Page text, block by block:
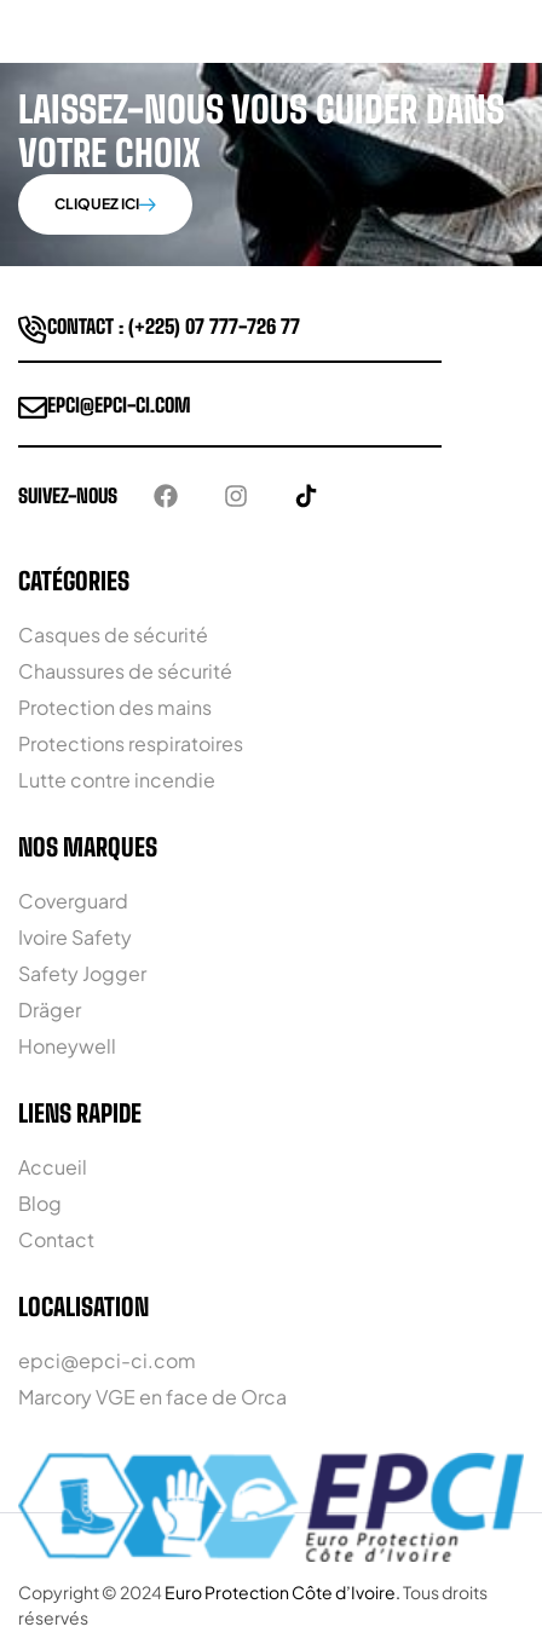
LAISSEZ-NOUS VOUS GUIDER DANS
VOTRE CHOIX
CLIQUEZ ICI
CONTACT : (+225) 07 777-726 77
EPCI@EPCI-CI.COM
SUIVEZ-NOUS
CATÉGORIES
Casques de sécurité
Chaussures de sécurité
Protection des mains
Protections respiratoires
Lutte contre incendie
NOS MARQUES
Coverguard
Ivoire Safety
Safety Jogger
Dräger
Honeywell
LIENS RAPIDE
Accueil
Blog
Contact
LOCALISATION
epci@epci-ci.com
Marcory VGE en face de Orca
Copyright © 2024 Euro Protection Côte d’Ivoire.Tous droits
réservés